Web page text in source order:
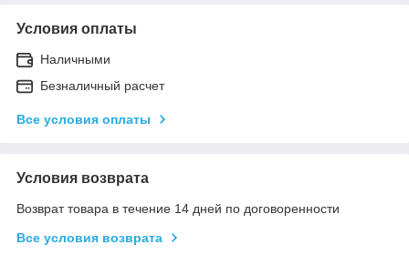
Условия оплаты
Наличными
Безналичный расчет
Все условия оплаты
Условия возврата
Возврат товара в течение 14 дней по договоренности
Все условия возврата